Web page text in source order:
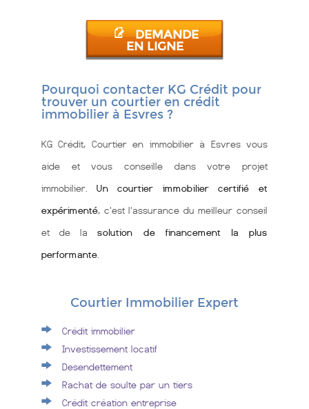
DEMANDE
EN LIGNE
Pourquoi contacter KG Crédit pour
trouver un courtier en crédit
immobilier à Esvres ?
KG Crédit, Courtier en immobilier à Esvres vous
aide et vous conseille dans votre projet
immobilier. Un courtier immobilier certifié et
expérimenté, c'est l'assurance du meilleur conseil
et de lasolution de financement la plus
performante
Courtier Immobilier Expert
Crédit immobilier
Investissement locatif
Desendettement
Rachat de soulte par un tiers
Crédit création entreprise